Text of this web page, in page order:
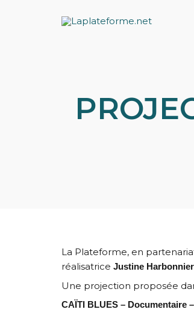
La Plateforme, en
réalisatrice Justine Harbonnier
Une projection proposée
CAÏTI BLUES – Documentaire